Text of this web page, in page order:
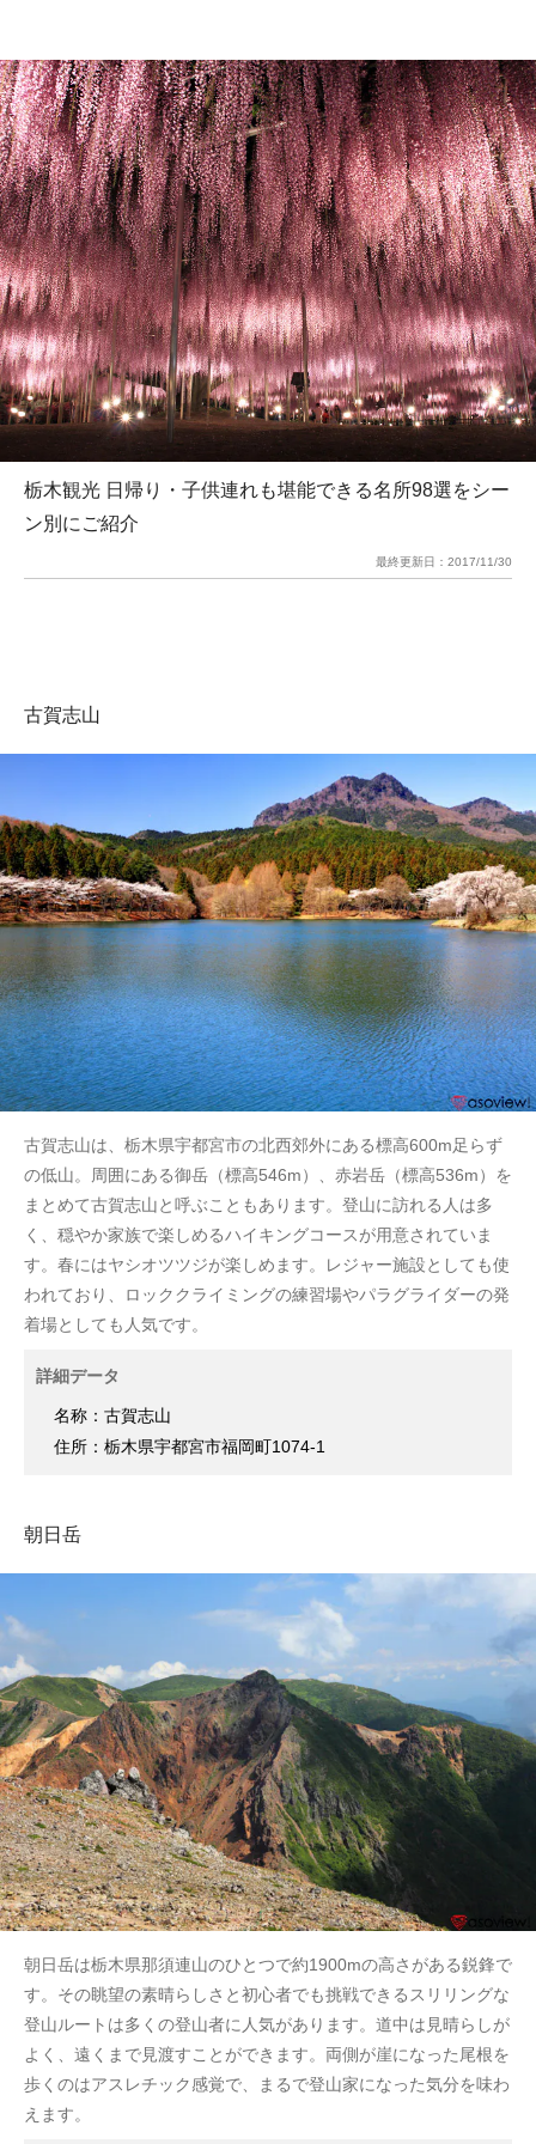
栃木観光 日帰り・子供連れも堪能できる名所98選をシー
ン別にご紹介
最終更新日： 2017/11/30
古賀志山
古賀志山は、栃木県宇都宮市の北西郊外にある標高600m足らず
の低山。周囲にある御岳（標高546m）、赤岩岳（標高536m）を
まとめて古賀志山と呼ぶこともあります。登山に訪れる人は多
く、穏やか家族で楽しめるハイキングコースが用意されていま
す。春にはヤシオツツジが楽しめます。レジャー施設としても使
われており、ロッククライミングの練習場やパラグライダーの発
着場としても人気です。
詳細データ
名称：古賀志山
住所：栃木県宇都宮市福岡町1074-1
朝日岳
朝日岳は栃木県那須連山のひとつで約1900mの高さがある鋭鋒で
す。その眺望の素晴らしさと初心者でも挑戦できるスリリングな
登山ルートは多くの登山者に人気があります。道中は見晴らしが
よく、遠くまで見渡すことができます。両側が崖になった尾根を
歩くのはアスレチック感覚で、まるで登山家になった気分を味わ
えます。